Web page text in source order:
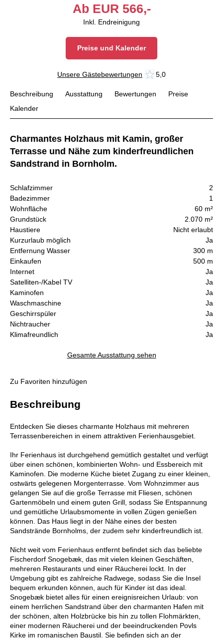
Ab EUR 566,-
Inkl. Endreinigung
Preise und Kalender
Unsere Gästebewertungen 5,0
Beschreibung Ausstattung Bewertungen
Preise
Kalender
Charmantes Holzhaus mit Kamin, großer
Terrasse und Nähe zum kinderfreundlichen
Sandstrand in Bornholm.
Schlafzimmer
2
Badezimmer
1
Wohnfläche
60 m²
Grundstück
2.070 m²
Haustiere
Nicht erlaubt
Kurzurlaub möglich
Ja
Entfernung Wasser
300 m
Einkaufen
500 m
Internet
Ja
Satelliten-/Kabel TV
Ja
Kaminofen
Ja
Waschmaschine
Ja
Geschirrspüler
Ja
Nichtraucher
Ja
Klimafreundlich
Ja
Gesamte Ausstattung sehen
Zu Favoriten hinzufügen
Beschreibung
Entdecken Sie dieses charmante Holzhaus mit mehreren
Terrassenbereichen in einem attraktiven Ferienhausgebiet.
Ihr Ferienhaus ist durchgehend gemütlich gestaltet und verfügt
über einen schönen, kombinierten Wohn- und Essbereich mit
Kaminofen. Die moderne Küche bietet Zugang zu einer kleinen,
ostwärts gelegenen Morgenterrasse. Vom Wohnzimmer aus
gelangen Sie auf die große Terrasse mit Fliesen, schönen
Gartenmöbeln und einem guten Grill, sodass Sie Entspannung
und gemütliche Urlaubsmomente in vollen Zügen genießen
können. Das Haus liegt in der Nähe eines der besten
Sandstrände Bornholms, der zudem sehr kinderfreundlich ist.
Nicht weit vom Ferienhaus entfernt befindet sich das beliebte
Fischerdorf Snogebæk, das mit vielen kleinen Geschäften,
mehreren Restaurants und einer Räucherei lockt. In der
Umgebung gibt es zahlreiche Radwege, sodass Sie die Insel
bequem erkunden können, auch für Kinder ist das ideal.
Snogebæk bietet alles für einen ereignisreichen Urlaub: von
einem herrlichen Sandstrand über den charmanten Hafen mit
der schönen, alten Holzbrücke bis hin zu tollen Flohmärkten,
einer modernen Räucherei und der beeindruckenden Povls
Kirke im romanischen Baustil. Sie befinden sich an der